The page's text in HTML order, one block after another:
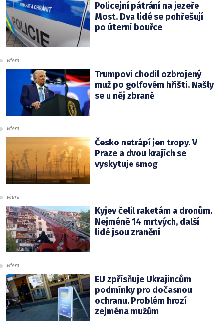
Policejní pátrání na jezeře
Most. Dva lidé se pohřešují
po úterní bouřce
včera
Trumpovi chodil ozbrojený
muž po golfovém hřišti. Našly
se u něj zbraně
včera
Česko netrápí jen tropy. V
Praze a dvou krajích se
vyskytuje smog
včera
Kyjev čelil raketám a dronům.
Nejméně 14 mrtvých, další
lidé jsou zranění
včera
EU zpřísňuje Ukrajincům
podmínky pro dočasnou
ochranu. Problém hrozí
zejména mužům